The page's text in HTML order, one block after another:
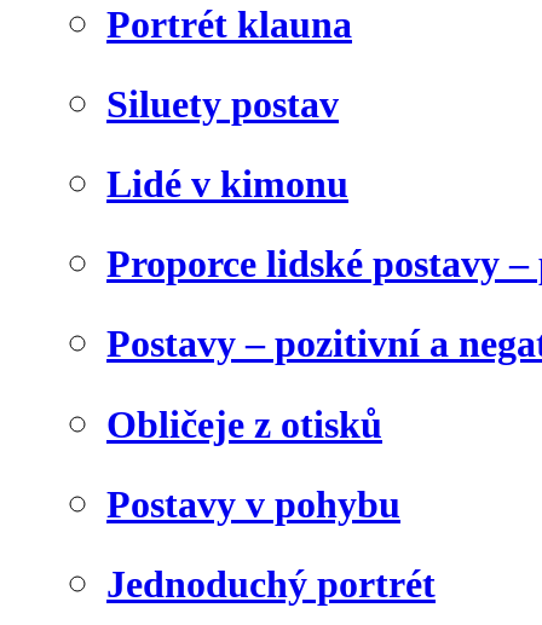
Portrét klauna
Siluety postav
Lidé v kimonu
Proporce lidské postavy
Postavy – pozitivní a
Obličeje z otisků
Postavy v pohybu
Jednoduchý portrét